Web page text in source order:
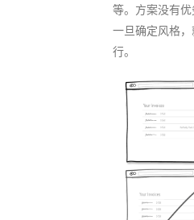
等。方案没有
一旦确定风格，
行。